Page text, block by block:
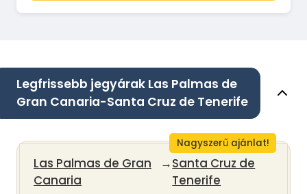
Legfrissebb jegyárak Las Palmas de
Gran Canaria-Santa Cruz de Tenerife
Nagyszerű ajánlat!
Las Palmas de Gran
Canaria
→Santa Cruz de
Tenerife